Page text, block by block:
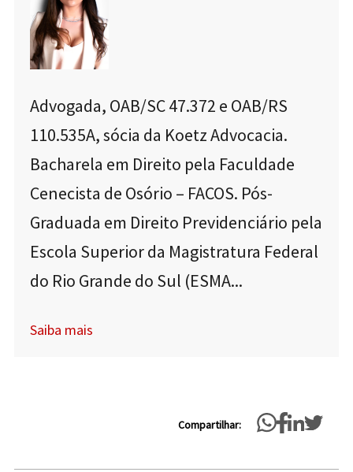
Advogada, OAB/SC 47.372 e OAB/RS
110.535A, sócia da Koetz Advocacia.
Bacharela em Direito pela Faculdade
Cenecista de Osório – FACOS. Pós-
Graduada em Direito Previdenciário pela
Escola Superior da Magistratura Federal
do Rio Grande do Sul (ESMA...
Saiba mais
Compartilhar: